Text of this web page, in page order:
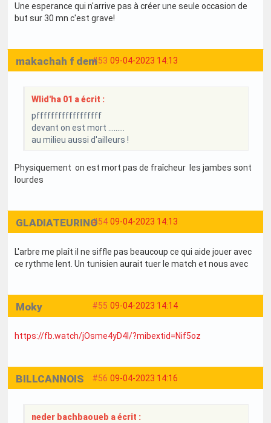
Une esperance qui n'arrive pas à créer une seule occasion de
but sur 30 mn c'est grave!
#53 09-04-2023 14:13
makachah f dem
Wlid'ha 01 a écrit :
pffffffffffffffffff
devant on est mort .........
au milieu aussi d'ailleurs !
Physiquement on est mort pas de fraîcheur les jambes sont
lourdes
#54 09-04-2023 14:13
GLADIATEURINO
L'arbre me plaît il ne siffle pas beaucoup ce qui aide jouer avec
ce rythme lent. Un tunisien aurait tuer le match et nous avec
#55 09-04-2023 14:14
Moky
https://fb.watch/jOsme4yD4I/?mibextid=Nif5oz
#56 09-04-2023 14:16
BILLCANNOIS
neder bachbaoueb a écrit :